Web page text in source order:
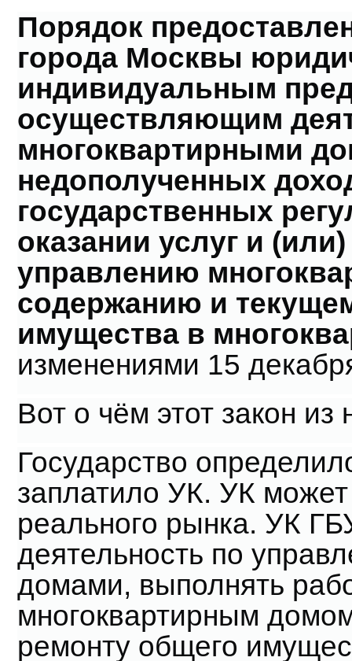
Порядок
города Москвы
индивидуальным
осуществляющим
многоквартирными
недополученных
государственных
оказании услуг и
управлению
содержанию и
имущества в
изменениями 15
Вот о чём этот закон из
Государство
заплатило УК. УК
реального рынка. УК
деятельность по
домами, выполнять
многоквартирным
ремонту общего